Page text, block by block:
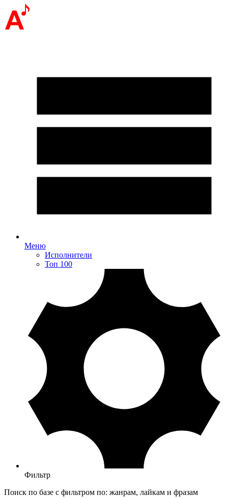
Меню
Исполнители
Топ 100
Фильтр
Поиск по базе с фильтром по: жанрам, лайкам и фразам